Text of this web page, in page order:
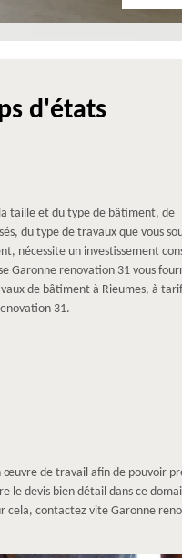
d'états
taille et du type de bâtiment, de
du type de travaux que vous
nécessite un investissement
Garonne renovation 31 vous
de bâtiment à Rieumes, à
31.
œuvre de travail afin de pouvoir
le devis bien détail dans ce
cela, contactez vite Garonne